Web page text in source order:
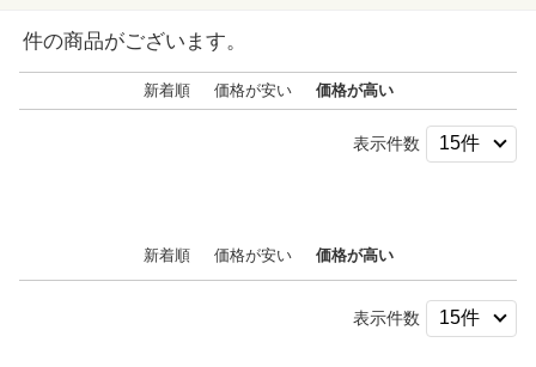
件の商品がございます。
新着順 価格が安い 価格が高い
表示件数
新着順 価格が安い 価格が高い
表示件数